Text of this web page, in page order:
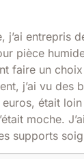
j’ai entrepris
pièce
faire un
j’ai vu des
était
moche.
supports